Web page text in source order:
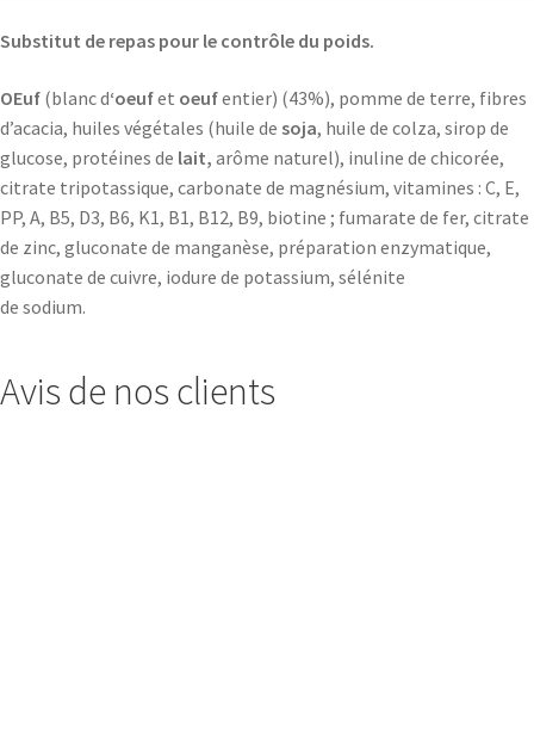
Substitut de repas pour le contrôle du poids.
OEuf (blanc d‘oeufet oeufentier) (43%), pomme de terre, fibres
d’acacia, huiles végétales (huile de soja, huile de colza, sirop de
glucose, protéines de lait, arôme naturel), inuline de chicorée,
citrate tripotassique, carbonate de magnésium, vitamines : C, E,
PP, A, B5, D3, B6, K1, B1, B12, B9, biotine ; fumarate de fer, citrate
de zinc, gluconate de manganèse, préparation enzymatique,
gluconate de cuivre, iodure de potassium, sélénite
de sodium.
Avis de nos clients